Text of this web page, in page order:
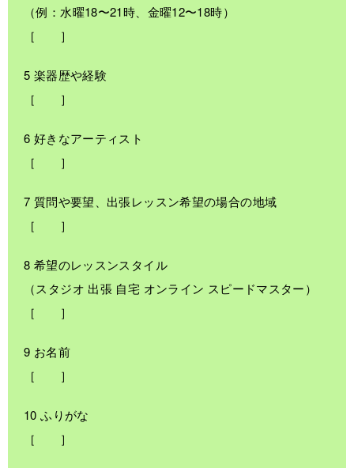
（例：水曜18〜21時、金曜12〜18時）
［ ］
5 楽器歴や経験
［ ］
6 好きなアーティスト
［ ］
7 質問や要望、出張レッスン希望の場合の地域
［ ］
8 希望のレッスンスタイル
（スタジオ 出張 自宅 オンライン スピードマスター）
［ ］
9 お名前
［ ］
10 ふりがな
［ ］